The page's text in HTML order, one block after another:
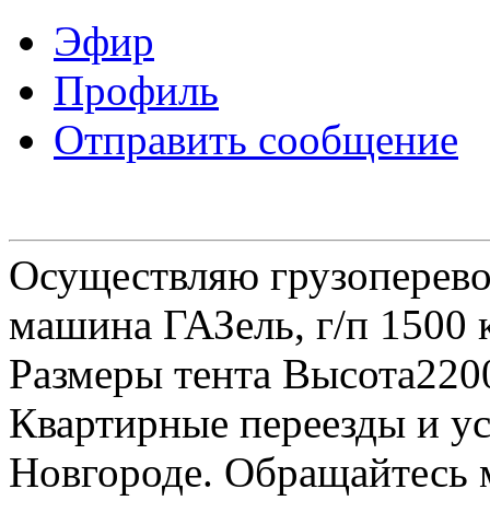
Эфир
Профиль
Отправить сообщение
Осуществляю
машина ГАЗель, г/п 1500
Размеры тента
Квартирные переезды и
Новгороде.